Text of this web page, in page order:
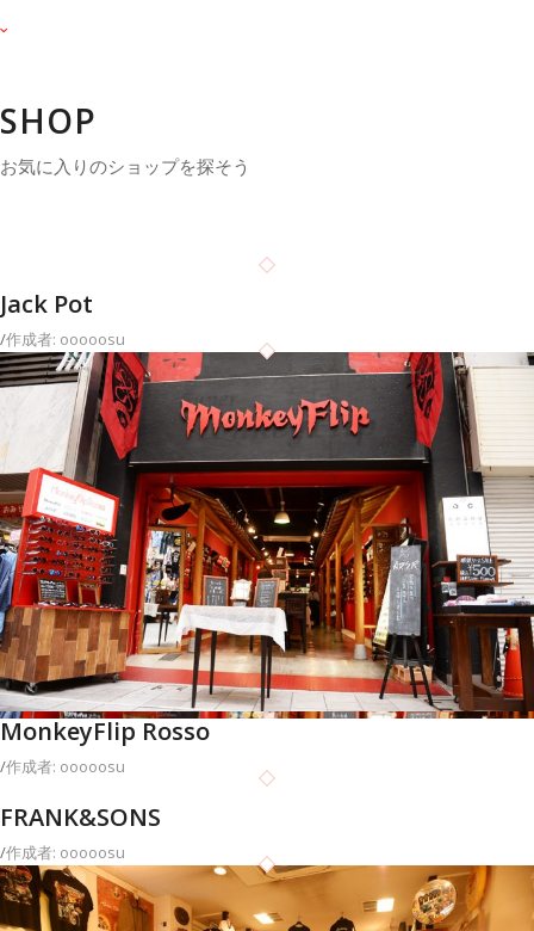
SHOP
お気に入りのショップを探そう
Jack Pot
/作成者: ooooosu
MonkeyFlip Rosso
/作成者: ooooosu
FRANK&SONS
/作成者: ooooosu